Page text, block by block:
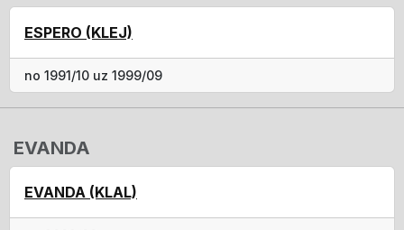
ESPERO (KLEJ)
no 1991/10 uz 1999/09
EVANDA
EVANDA (KLAL)